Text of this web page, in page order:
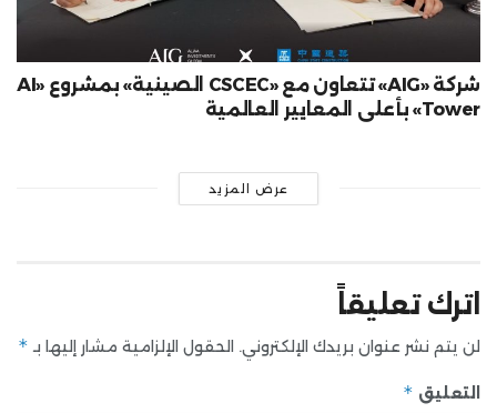
شركة «AIG» تتعاون مع «CSCEC الصينية» بمشروع «AI
Tower» بأعلى المعايير العالمية
عرض المزيد
اترك تعليقاً
لن يتم نشر عنوان بريدك الإلكتروني. الحقول الإلزامية مشار إليها بـ *
التعليق *